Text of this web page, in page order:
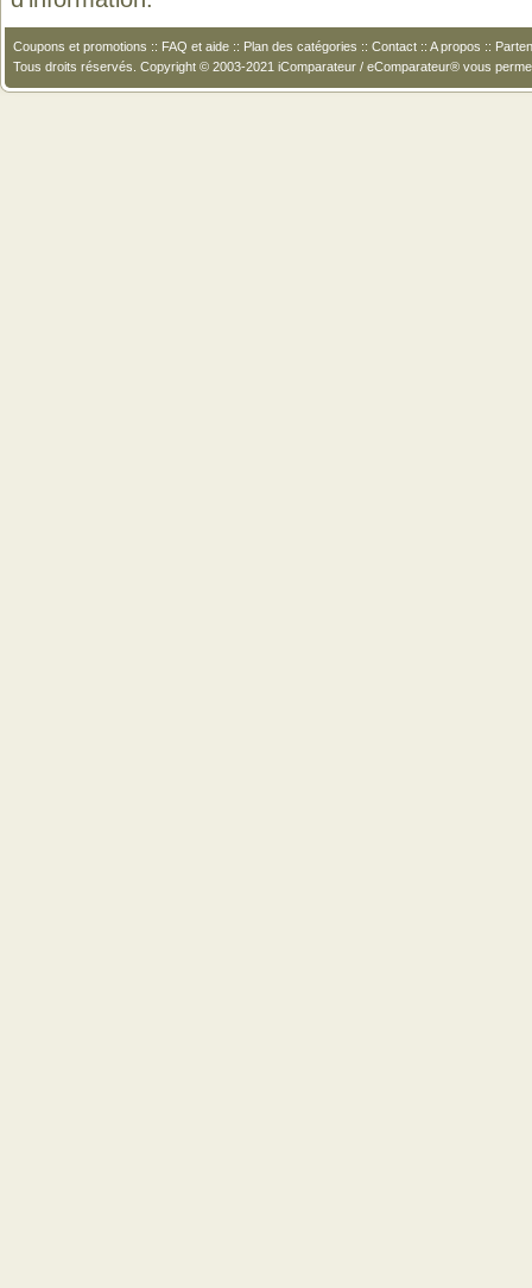
Coupons et promotions :: FAQ et aide :: Plan des catégories :: Contact :: A propos ::
Tous droits réservés. Copyright © 2003-2021 iComparateur / eComparateur® vous